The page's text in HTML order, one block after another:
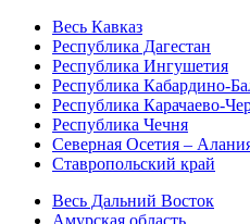
Весь Кавказ
Республика Дагестан
Республика Ингушетия
Республика Кабардино-
Республика Карачаево-
Республика Чечня
Северная Осетия –
Ставропольский край
Весь Дальний Восток
Амурская область